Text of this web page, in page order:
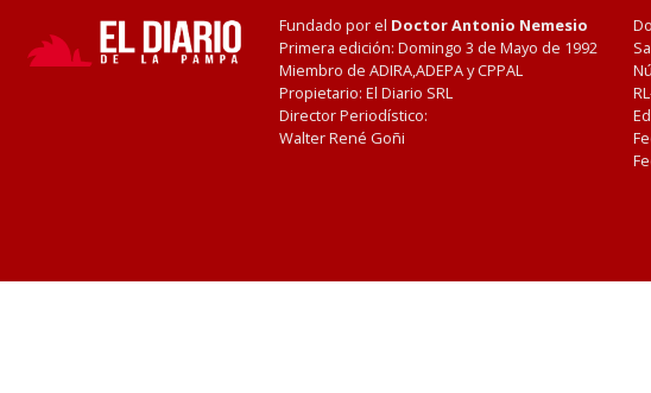
Fundado por el Doctor Antonio Nemesio
Primera edición: Domingo 3 de Mayo de 1992
Miembro de ADIRA,ADEPA y CPPAL
Propietario: El Diario SRL
Director Periodístico:
Walter René Goñi